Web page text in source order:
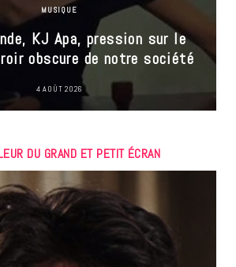
MUSIQUE
KJ Apa, pression sur le
obscure de notre société
4 AOÛT 2026
DU GRAND ET PETIT ÉCRAN